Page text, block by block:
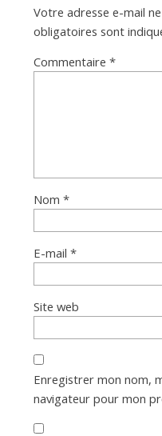
Votre adresse e-mail
obligatoires sont
Commentaire *
Nom *
E-mail *
Site web
Enregistrer mon nom,
navigateur pour mon